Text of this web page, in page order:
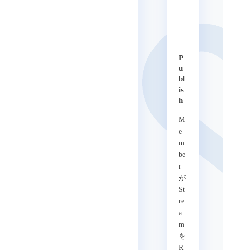
P
u
bl
is
h
M
e
m
be
r
が
St
re
a
m
を
R